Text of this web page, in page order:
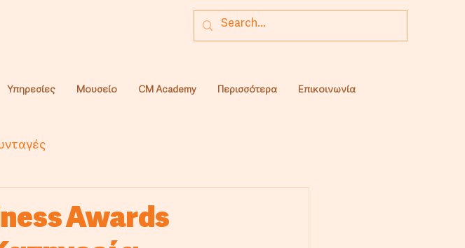
Υπηρεσίες Μουσείο CM Academy Περισσότερα Επικοινωνία
Awards